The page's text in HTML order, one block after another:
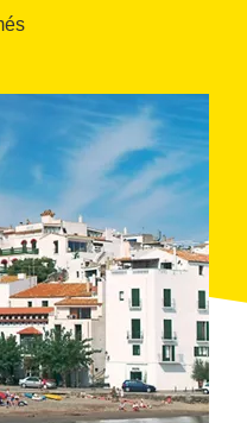
També trobem
desemboca en
A la dreta de la riera,
hi ha laSocietat
ha un agradable cafè
s’exposen dibuixos
Meifrèn, així com
Al tercer pis hi ha
de Creus.